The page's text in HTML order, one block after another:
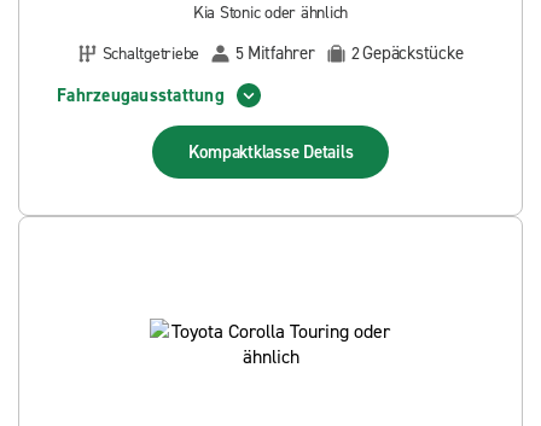
Kia Stonic oder ähnlich
Schaltgetriebe
5 Mitfahrer 2Gepäckstücke
Fahrzeugausstattung
Kompaktklasse Details